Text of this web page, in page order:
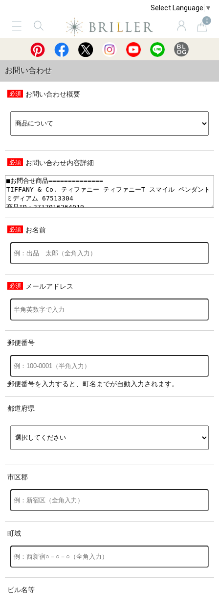
Select Language ▼
0
サービス ショッピングガイド 買取
お問い合わせ
お問い合わせ概要
お問い合わせ内容詳細
お名前
メールアドレス
郵便番号
郵便番号を入力すると、町名までが自動入力されます。
都道府県
市区郡
町域
ビル名等